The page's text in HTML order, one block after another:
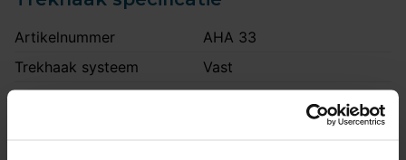
Artikelnummer
AHA 33
Trekhaak systeem
Vast